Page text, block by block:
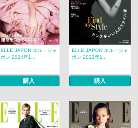
ELLE JAPON エル・ジャ
ポン 2024年1...
購入
ELLE JAPON エル・ジャ
ポン 2023年1...
購入